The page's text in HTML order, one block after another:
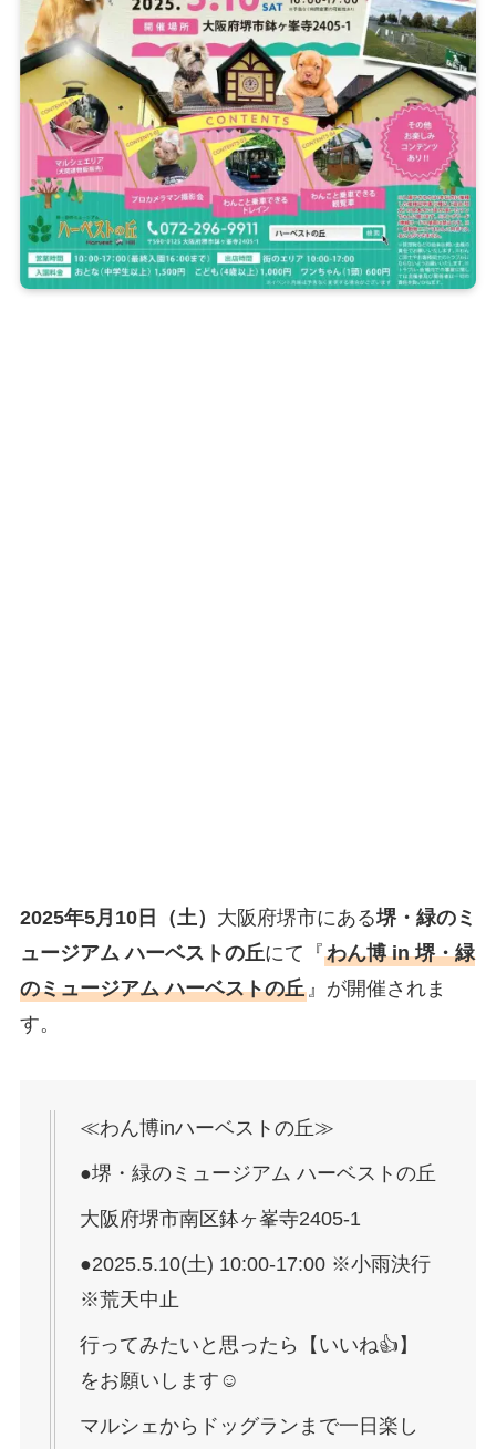
2025年5月10日（土） 大阪府堺市にある堺・緑のミ
ュージアム ハーベストの丘にて『わん博 in 堺・緑
のミュージアム ハーベストの丘』が開催されま
す。
≪わん博inハーベストの丘≫
●堺・緑のミュージアム ハーベストの丘
大阪府堺市南区鉢ヶ峯寺2405-1
●2025.5.10(土) 10:00-17:00 ※小雨決行
※荒天中止
行ってみたいと思ったら【いいね👍】
をお願いします☺️
マルシェからドッグランまで一日楽し